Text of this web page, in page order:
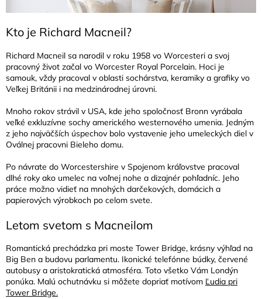
Kto je Richard Macneil?
Richard Macneil sa narodil v roku 1958 vo Worcesteri a svoj
pracovný život začal vo Worcester Royal Porcelain. Hoci je
samouk, vždy pracoval v oblasti sochárstva, keramiky a grafiky vo
Veľkej Británii i na medzinárodnej úrovni.
Mnoho rokov strávil v USA, kde jeho spoločnosť Bronn vyrábala
veľké exkluzívne sochy amerického westernového umenia. Jedným
z jeho najväčších úspechov bolo vystavenie jeho umeleckých diel v
Oválnej pracovni Bieleho domu.
Po návrate do Worcestershire v Spojenom kráľovstve pracoval
dlhé roky ako umelec na voľnej nohe a dizajnér pohľadníc. Jeho
práce možno vidieť na mnohých darčekových, domácich a
papierových výrobkoch po celom svete.
Letom svetom s Macneilom
Romantická prechádzka pri moste Tower Bridge, krásny výhľad na
Big Ben a budovu parlamentu. Ikonické telefónne búdky, červené
autobusy a aristokratická atmosféra. Toto všetko Vám Londýn
ponúka. Malú ochutnávku si môžete dopriať motívom Ľudia pri
Tower Bridge.